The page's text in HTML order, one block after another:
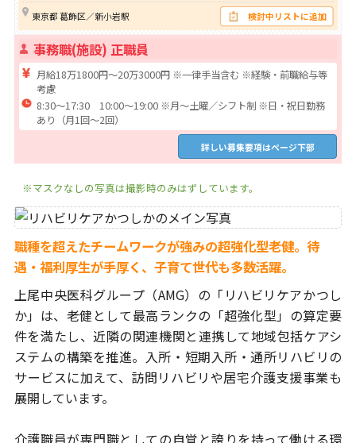
東京都 葛飾区／新小岩駅 検討中リストに追加
事務職(施設) 正職員
月給18万1800円～20万3000円 ※一律手当含む ※経験・前職給与等
考慮
8:30～17:30 10:00～19:00 ※月～土曜／シフト制 ※日・祝日勤務
あり（月1回～2回）
詳しい募集要項はページ下部
※マスクなしの写真は撮影時のみはずしています。
職種を超えたチームワークが強みの超強化型老健。 待
遇・福利厚生が手厚く、子育て世代も多数活躍。
上尾中央医科グループ（AMG）の「リハビリケアかつし
か」は、老健として最高ランクの「超強化型」の算定要
件を満たし、近隣の関連機関と連携して地域包括ケアシ
ステムの構築を推進。入所・短期入所・通所リハビリの
サービスに加えて、訪問リハビリや居宅介護支援事業も
展開しています。
介護職員が専門職としての自覚と誇りを持って働ける環